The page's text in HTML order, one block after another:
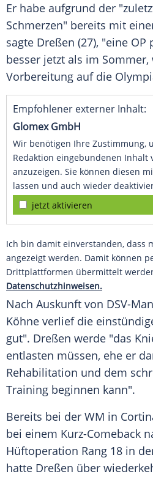
Er habe aufgrund der
Schmerzen" bereits mit
sagte Dreßen (27), "eine OP
besser jetzt als im
Vorbereitung auf die
Empfohlener externer Inhalt:
Glomex GmbH
Wir benötigen Ihre Zustimmung,
Redaktion eingebundenen Inhalt
anzuzeigen. Sie können diesen
lassen und auch wieder
jetzt aktivieren
Ich bin damit einverstanden, dass
angezeigt werden. Damit können
Drittplattformen übermittelt
Datenschutzhinweisen.
Nach Auskunft von DSV-
Köhne verlief die
gut". Dreßen werde "das
entlasten müssen, ehe er
Rehabilitation und dem
Training beginnen kann".
Bereits bei der WM in
bei einem Kurz-Comeback
Hüftoperation Rang 18 in
hatte Dreßen über